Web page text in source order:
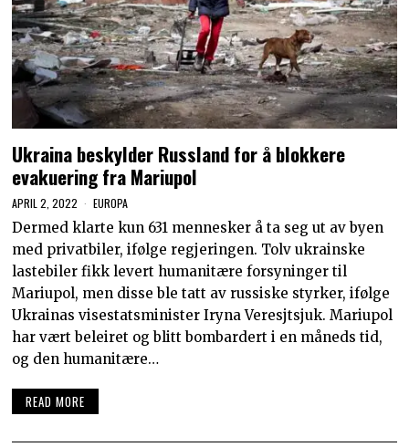
Ukraina beskylder Russland for å blokkere
evakuering fra Mariupol
APRIL 2, 2022 EUROPA
Dermed klarte kun 631 mennesker å ta seg ut av byen
med privatbiler, ifølge regjeringen. Tolv ukrainske
lastebiler fikk levert humanitære forsyninger til
Mariupol, men disse ble tatt av russiske styrker, ifølge
Ukrainas visestatsminister Iryna Veresjtsjuk. Mariupol
har vært beleiret og blitt bombardert i en måneds tid,
og den humanitære…
READ MORE